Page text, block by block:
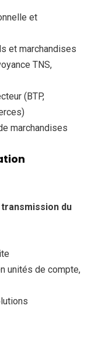
et
et marchandises
TNS,
(BTP,
marchandises
du
unités de compte,